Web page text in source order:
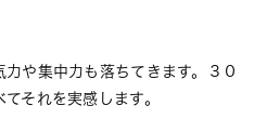
や集中力も落ちてきます。３０
それを実感します。